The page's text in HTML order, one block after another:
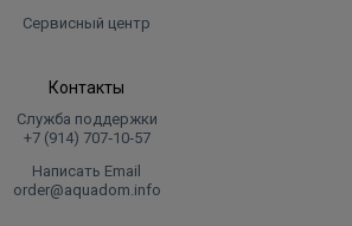
Сервисный центр
Контакты
Служба поддержки
+7 (914) 707‑10‑57
Написать Email
order@aquadom.info